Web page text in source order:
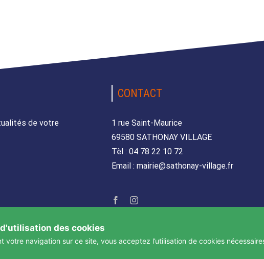
de votre
CONTACT
1 rue Saint-Maurice
69580 SATHONAY VILLAGE
Tèl : 04 78 22 10 72
Email : mairie@sathonay-village.fr
des cookies
votre navigation sur ce site, vous acceptez l’utilisation de cookies